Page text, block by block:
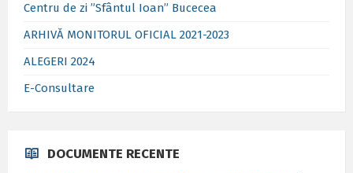
Centru de zi ”Sfântul Ioan” Bucecea
ARHIVĂ MONITORUL OFICIAL 2021-2023
ALEGERI 2024
E-Consultare
DOCUMENTE RECENTE